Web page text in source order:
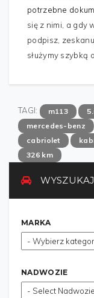
potrzebne
się z nimi, a gdy
podpisz,
służymy szybką
TAGI: m113
mercedes-benz
cabriolet
326 km
MARKA
NADWOZIE